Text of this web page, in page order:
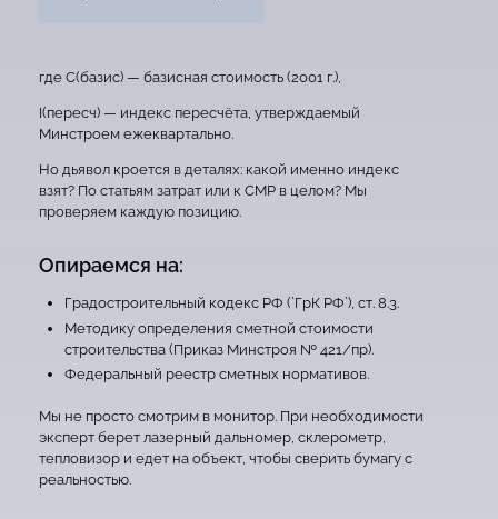
где C(базис) — базисная стоимость (2001 г.),
I(пересч) — индекс пересчёта, утверждаемый
Минстроем ежеквартально.
Но дьявол кроется в деталях: какой именно индекс
взят? По статьям затрат или к СМР в целом? Мы
проверяем каждую позицию.
Опираемся на:
Градостроительный кодекс РФ (`ГрК РФ`), ст. 8.3.
Методику определения сметной стоимости
строительства (Приказ Минстроя № 421/пр).
Федеральный реестр сметных нормативов.
Мы не просто смотрим в монитор. При необходимости
эксперт берет лазерный дальномер, склерометр,
тепловизор и едет на объект, чтобы сверить бумагу с
реальностью.